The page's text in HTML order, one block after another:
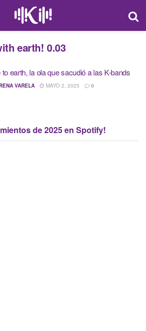
earth! 0.03
earth, la ola que sacudió a las K-bands
VARELA MAYO 2, 2025 0
de 2025 en Spotify!